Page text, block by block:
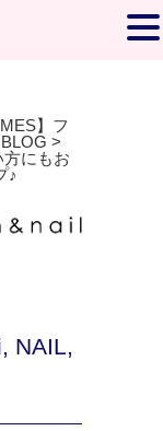
】フ
BLOG >
にもお
♪
, NAIL,